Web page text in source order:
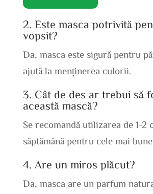
2. Este masca potrivită
vopsit?
Da, masca este sigură pentru
ajută la menținerea culorii.
3. Cât de des ar trebui să
această mască?
Se recomandă utilizarea de 1-2
săptămână pentru cele mai
4. Are un miros plăcut?
Da, masca are un parfum